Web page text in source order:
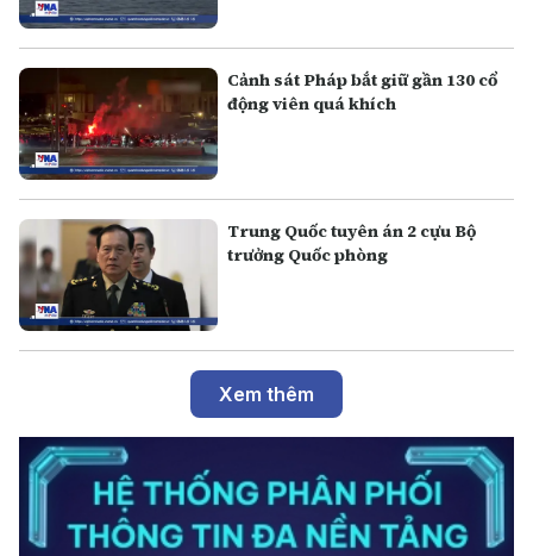
Cảnh sát Pháp bắt giữ gần 130 cổ
động viên quá khích
Trung Quốc tuyên án 2 cựu Bộ
trưởng Quốc phòng
Xem thêm